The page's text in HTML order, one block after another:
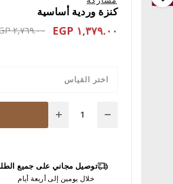
كنزة وردية أساسية
١,٣٧٩.٠٠ EGP from
٢,٧٦٩.٠٠ EGP
اختر القياس
توصيل مجاني على جميع
خلال يومين إلى أربعة أيام